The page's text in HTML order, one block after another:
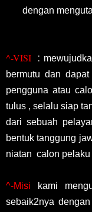
dengan
^-VISI :
bermutu dan
pengguna atau
tulus , selalu siap
dari sebuah
bentuk tanggung
niatan calon pelaku
^-Misi kami
sebaik2nya dengan